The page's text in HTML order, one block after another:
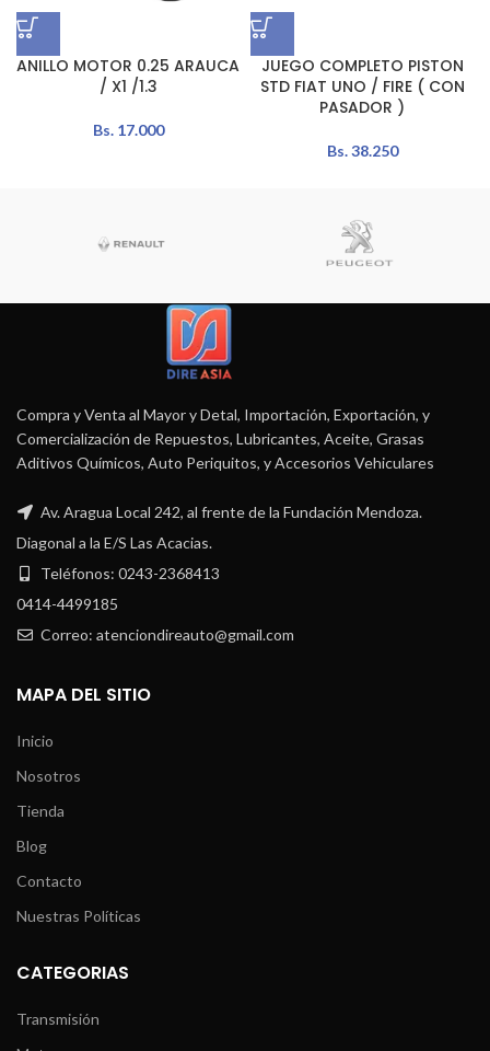
ANILLO MOTOR 0.25 ARAUCA
/ X1 /1.3
Bs.17.000
JUEGO COMPLETO PISTON
STD FIAT UNO / FIRE ( CON
PASADOR )
Bs.38.250
Compra y Venta al Mayor y Detal, Importación, Exportación, y
Comercialización de Repuestos, Lubricantes, Aceite, Grasas
Aditivos Químicos, Auto Periquitos, y Accesorios Vehiculares
Av. Aragua Local 242, al frente de la Fundación Mendoza.
Diagonal a la E/S Las Acacias.
Teléfonos: 0243-2368413
0414-4499185
Correo: atenciondireauto@gmail.com
MAPA DEL SITIO
Inicio
Nosotros
Tienda
Blog
Contacto
Nuestras Políticas
CATEGORIAS
Transmisión